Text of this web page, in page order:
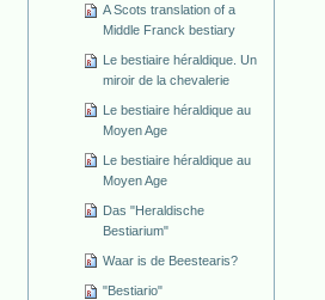
A Scots translation of a
Middle Franck bestiary
Le bestiaire héraldique. Un
miroir de la chevalerie
Le bestiaire héraldique au
Moyen Age
Le bestiaire héraldique au
Moyen Age
Das "Heraldische
Bestiarium"
Waar is de Beestearis?
"Bestiario"